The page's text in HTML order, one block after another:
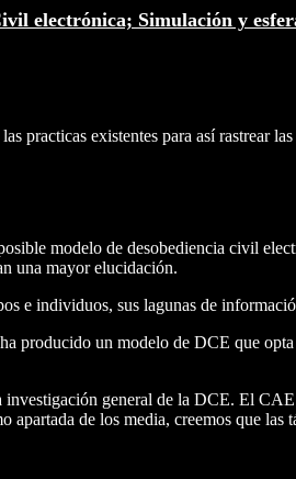
electrónica; Simulación y
practicas existentes para así rastrear
modelo de desobediencia civil
una mayor elucidación.
e individuos, sus lagunas de
producido un modelo de DCE que
general de la DCE. El
de los media, creemos que